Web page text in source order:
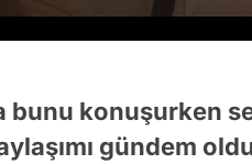
bunu konuşurken
gündem